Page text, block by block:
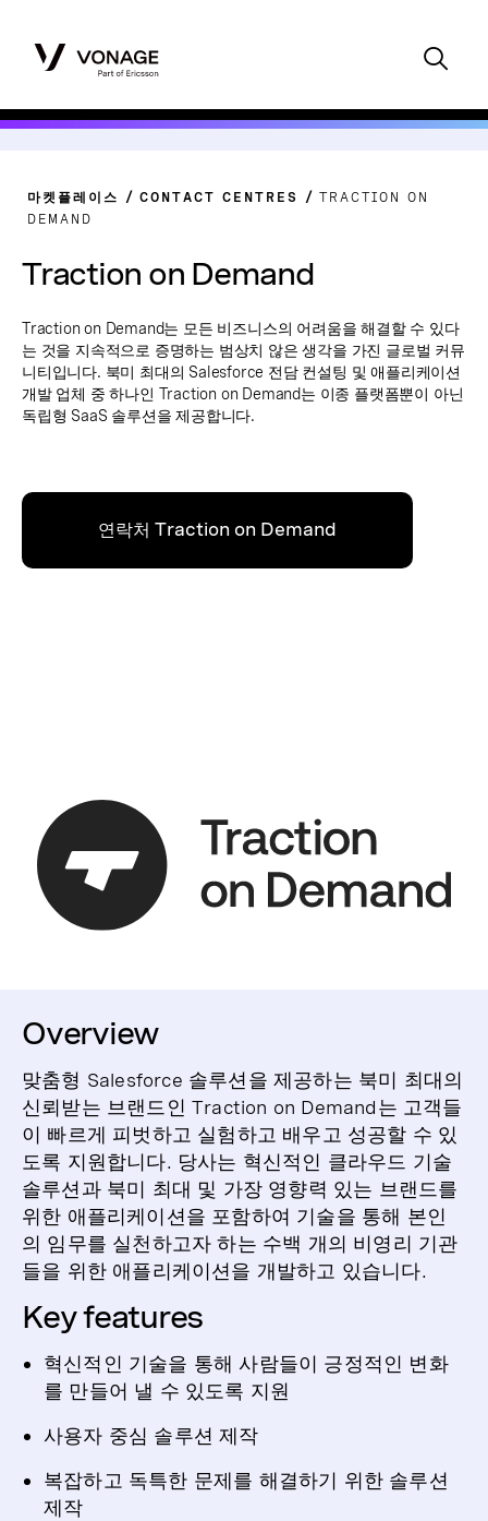
마켓플레이스 CONTACT CENTRES
TRACTION ON
DEMAND
Traction on Demand
Traction on Demand는 모든 비즈니스의 어려움을 해결할 수 있다
는 것을 지속적으로 증명하는 범상치 않은 생각을 가진 글로벌 커뮤
니티입니다. 북미 최대의 Salesforce 전담 컨설팅 및 애플리케이션
개발 업체 중 하나인 Traction on Demand는 이종 플랫폼뿐이 아닌
독립형 SaaS 솔루션을 제공합니다.
연락처 Traction on Demand
Overview
맞춤형 Salesforce 솔루션을 제공하는 북미 최대의
신뢰받는 브랜드인 Traction on Demand는 고객들
이 빠르게 피벗하고 실험하고 배우고 성공할 수 있
도록 지원합니다. 당사는 혁신적인 클라우드 기술
솔루션과 북미 최대 및 가장 영향력 있는 브랜드를
위한 애플리케이션을 포함하여 기술을 통해 본인
의 임무를 실천하고자 하는 수백 개의 비영리 기관
들을 위한 애플리케이션을 개발하고 있습니다.
Key features
혁신적인 기술을 통해 사람들이 긍정적인 변화
를 만들어 낼 수 있도록 지원
사용자 중심 솔루션 제작
복잡하고 독특한 문제를 해결하기 위한 솔루션
제작